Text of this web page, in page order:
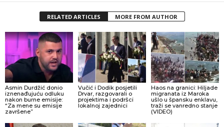
RELATED ARTICLES MORE FROM AUTHOR
Asmin Durdžić donio
iznenađujuću odluku
nakon burne emisije:
“Za mene su emisije
završene”
Vučić i Dodik posjetili
Drvar, razgovarali o
projektima i podršci
lokalnoj zajednici
Haos na granici: Hiljade
migranata iz Maroka
ušlo u špansku enklavu,
traži se vanredno stanje
(VIDEO)